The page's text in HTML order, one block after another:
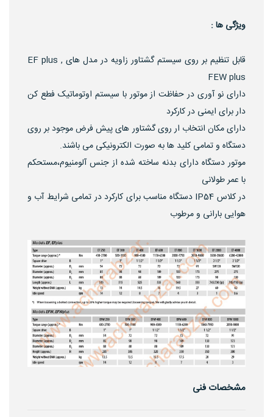
ویژگی ها :
قابل تنظیم بر روی سیستم گشتاور زاویه در مدل های EF plus ,
FEW plus
دارای نو آوری در حفاظت از موتور با سیستم اوتوماتیک فطع کن
دار برای ایمنی در کارکرد
دارای مکان انتخاب ار روی گشتاور های پیش فرض موجود بر روی
دستگاه و تمامی کلید ها به صورت الکترونیکی می باشند.
موتور دستگاه دارای بدنه ساخته شده از جنس آلومنیوم،مستحکم
با عمر طولانی
در کلاس IP54 دستگاه مناسب برای کارکرد در تمامی شرایط آب و
هوایی بارانی و مرطوب
مشخصات فنی